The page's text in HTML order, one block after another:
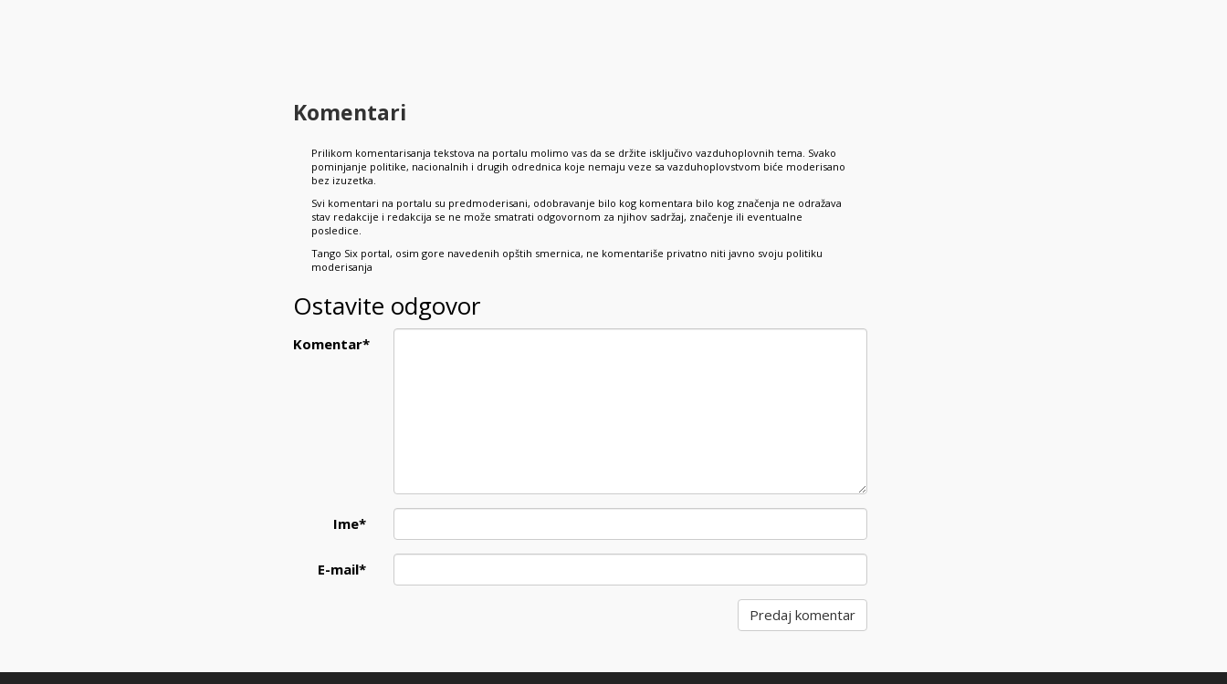
Komentari
Prilikom komentarisanja tekstova na portalu molimo vas da se držite isključivo vazduhoplovnih tema. Svako
pominjanje politike, nacionalnih i drugih odrednica koje nemaju veze sa vazduhoplovstvom biće moderisano
bez izuzetka.
Svi komentari na portalu su predmoderisani, odobravanje bilo kog komentara bilo kog značenja ne odražava
stav redakcije i redakcija se ne može smatrati odgovornom za njihov sadržaj, značenje ili eventualne
posledice.
Tango Six portal, osim gore navedenih opštih smernica, ne komentariše privatno niti javno svoju politiku
moderisanja
Ostavite odgovor
Komentar*
Ime*
E-mail*